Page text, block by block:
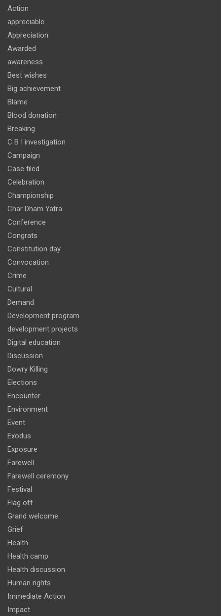
Action
appreciable
Appreciation
Awarded
awareness
Best wishes
Big achievement
Blame
Blood donation
Breaking
C B I investigation
Campaign
Case filed
Celebration
Championship
Char Dham Yatra
Conference
Congrats
Constitution day
Convocation
Crime
Cultural
Demand
Development program
development projects
Digital education
Discussion
Dowry Killing
Elections
Encounter
Environment
Event
Exodus
Exposure
Farewell
Farewell ceremony
Festival
Flag off
Grand welcome
Grief
Health
Health camp
Health discussion
Human rights
Immediate Action
Impact